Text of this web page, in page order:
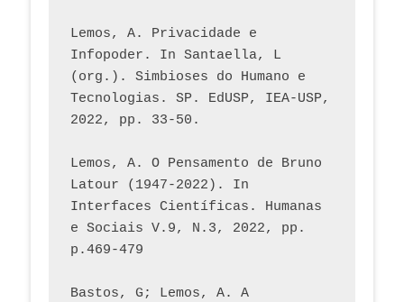
Lemos, A. Privacidade e
Infopoder. In Santaella, L
(org.). Simbioses do Humano e
Tecnologias. SP. EdUSP, IEA-USP,
2022, pp. 33-50.
Lemos, A. O Pensamento de Bruno
Latour (1947-2022). In
Interfaces Científicas. Humanas
e Sociais V.9, N.3, 2022, pp.
p.469-479
Bastos, G; Lemos, A. A